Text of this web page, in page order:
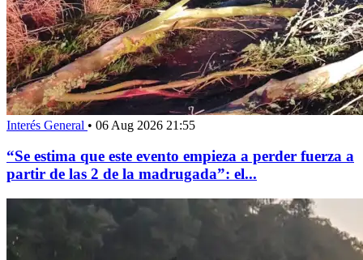
Interés General • 06 Aug 2026 21:55
“Se estima que este evento empieza a perder fuerza a
partir de las 2 de la madrugada”: el...